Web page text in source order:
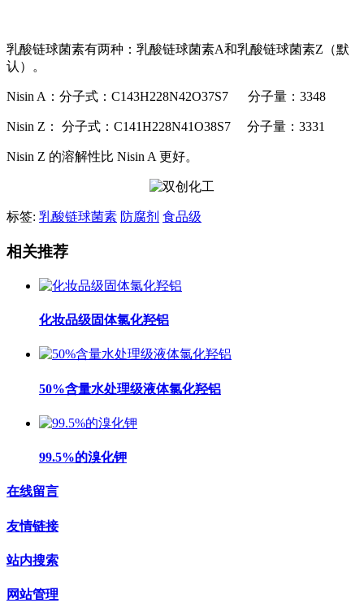
乳酸链球菌素有两种：乳酸链球菌素A和乳酸链球菌素Z（默
认）。
Nisin A：分子式：C143H228N42O37S7 分子量：3348
Nisin Z： 分子式：C141H228N41O38S7 分子量：3331
Nisin Z 的溶解性比 Nisin A 更好。
标签: 乳酸链球菌素 防腐剂 食品级
相关推荐
化妆品级固体氯化羟铝
50%含量水处理级液体氯化羟铝
99.5%的溴化钾
在线留言
友情链接
站内搜索
网站管理